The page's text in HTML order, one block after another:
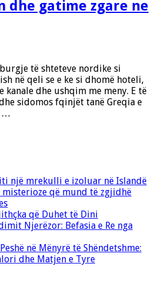
dhe gatime zgare ne
të shteteve nordike si
në qeli se e ke si dhomë hoteli,
kanale dhe ushqim me meny. E të
sidomos fqinjët tanë Greqia e
…
një mrekulli e izoluar në Islandë
që mund të zgjidhë
që Duhet të Dini
Njerëzor: Befasia e Re nga
në Mënyrë të Shëndetshme:
dhe Matjen e Tyre